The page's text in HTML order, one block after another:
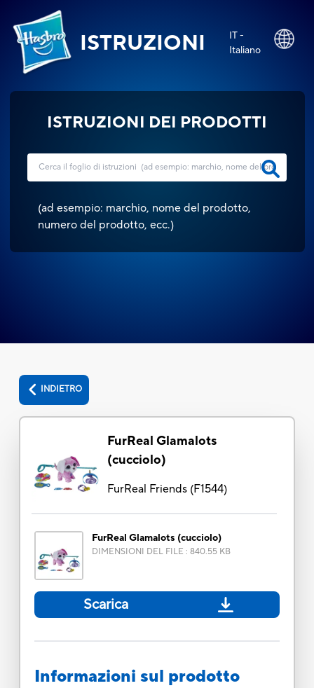
ISTRUZIONI
IT -
Italiano
ISTRUZIONI DEI PRODOTTI
(ad esempio: marchio, nome del prodotto,
numero del prodotto, ecc.)
INDIETRO
FurReal Glamalots
(cucciolo)
FurReal Friends(F1544)
FurReal Glamalots (cucciolo)
DIMENSIONI DEL FILE : 840.55 KB
Scarica
Informazioni sul prodotto